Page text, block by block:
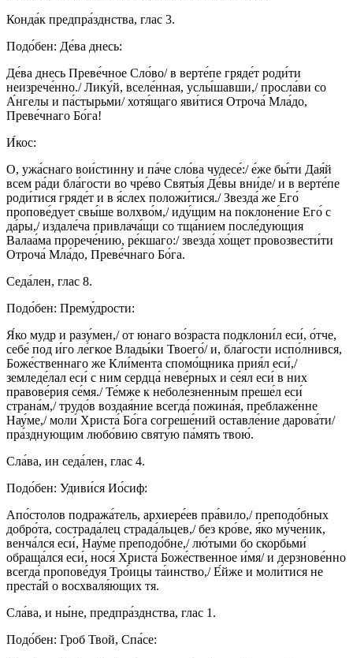
Конда́к предпра́зднства, глас 3.
Подо́бен: Де́ва днесь:
Де́ва днесь Преве́чное Сло́во/ в верте́пе гряде́т роди́ти
неизрече́нно./ Лику́й, вселе́нная, услы́шавши,/ просла́ви со
А́нгелы и па́стырьми/ хотя́щаго яви́тися Отроча́ Мла́до,
Преве́чнаго Бо́га!
И́кос:
О, ужа́снаго вои́стинну и па́че сло́ва чудесе́:/ е́же бы́ти Дая́й
всем ра́ди бла́гости во чре́во Святы́я Де́вы вни́де/ и в верте́пе
роди́тися гряде́т и в я́слех положи́тися./ Звезда́ же Его́
пропове́дует свы́ше волхво́м,/ иду́щим на поклоне́ние Его́ с
да́ры,/ издале́ча привлача́щи со тща́нием после́дующия
Валаа́ма прорече́нию, ре́кшаго:/ звезда́ хо́щет провозвести́ти
Отроча́ Мла́до, Преве́чнаго Бо́га.
Седа́лен, глас 8.
Подо́бен: Прему́дрости:
Я́ко мудр и разу́мен,/ от юнаго во́зраста подклони́л еси́, о́тче,
себе́ под и́го ле́гкое Влады́ки Твоего́/ и, бла́гости испо́лнився,
Боже́ственнаго же Кли́мента спомо́щника прия́л еси́,/
земледе́лал еси́ с ним сердца́ неве́рных и се́ял еси́ в них
правове́рия се́мя./ Те́мже к неболе́зненным преше́л еси́
страна́м,/ трудо́в воздая́ние всегда́ пожина́я, преблаже́нне
Нау́ме,/ моли́ Христа́ Бо́га согреше́ний оставле́ние дарова́ти/
пра́зднующим любо́вию святу́ю па́мять твою́.
Сла́ва, ин седа́лен, глас 4.
Подо́бен: Удиви́ся Ио́сиф:
Апо́столов подража́тель, архиере́ев пра́вило,/ преподо́бных
добро́та, сострада́лец страда́льцев,/ без кро́ве, я́ко му́ченик,
венча́лся еси́, Нау́ме преподо́бне,/ лю́тыми бо скорбьми́
обраща́лся еси́, нося́ Христа́ Боже́ственное и́мя/ и дерзнове́нно
всегда́ пропове́дуя Тро́ицы та́инство,/ Е́йже и моли́тися не
преста́й о восхваля́ющих тя.
Сла́ва, и ны́не, предпра́зднства, глас 1.
Подо́бен: Гроб Твой, Спа́се: